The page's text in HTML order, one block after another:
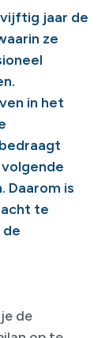
jaar de
ze
in het
Daarom is
te
de
de